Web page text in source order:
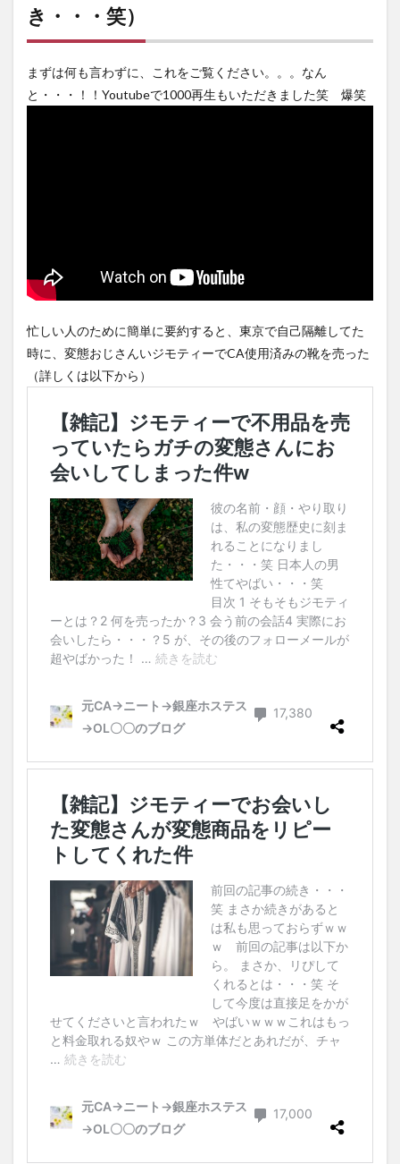
き・・・笑）
まずは何も言わずに、これをご覧ください。。。なん
と・・・！！Youtubeで1000再生もいただきました笑 爆笑
忙しい人のために簡単に要約すると、東京で自己隔離してた
時に、変態おじさんいジモティーでCA使用済みの靴を売った
（詳しくは以下から）